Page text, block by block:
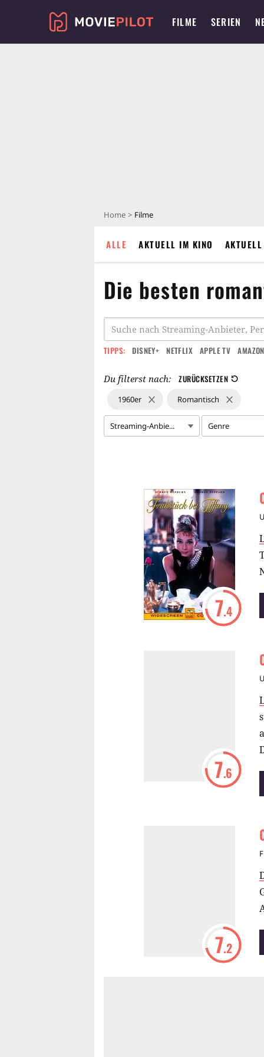
FILME SERIEN
Home Filme
ALLE AKTUELL IM KINO
Die besten
TIPPS: DISNEY+ NETFLIX APPLE TV
Du filterst nach: ZURÜCKSETZEN
1960er Romantisch
Streaming-Anbie... Genre
7.4
7.6
7.2